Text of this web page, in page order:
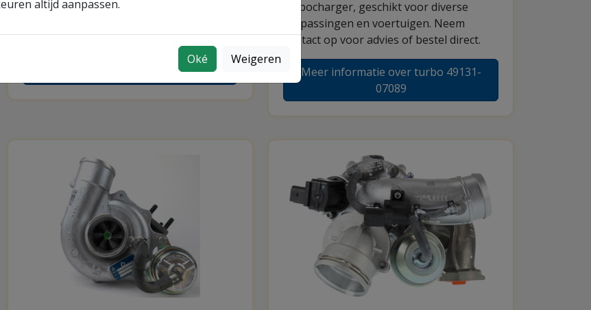
altijd aanpassen.
Oké Weigeren
turbocharger, geschikt voor diverse
contact op voor advies of bestel direct.
Meer informatie over turbo 4031221H
turbocharger, geschikt voor diverse
toepassingen en voertuigen. Neem
contact op voor advies of bestel direct.
Meer informatie over turbo 49131-
07089